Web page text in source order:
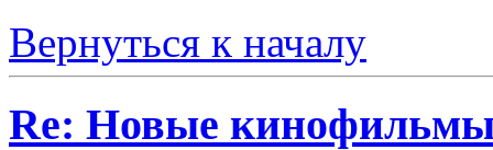
Вернуться к началу
Re: Новые